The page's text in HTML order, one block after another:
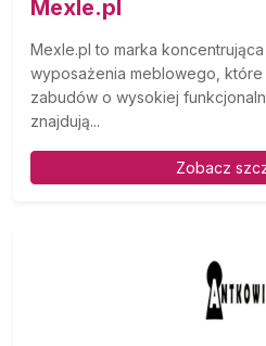
Mexle.pl
Mexle.pl to marka
wyposażenia meblowego,
zabudów o wysokiej
znajdują...
Zobacz